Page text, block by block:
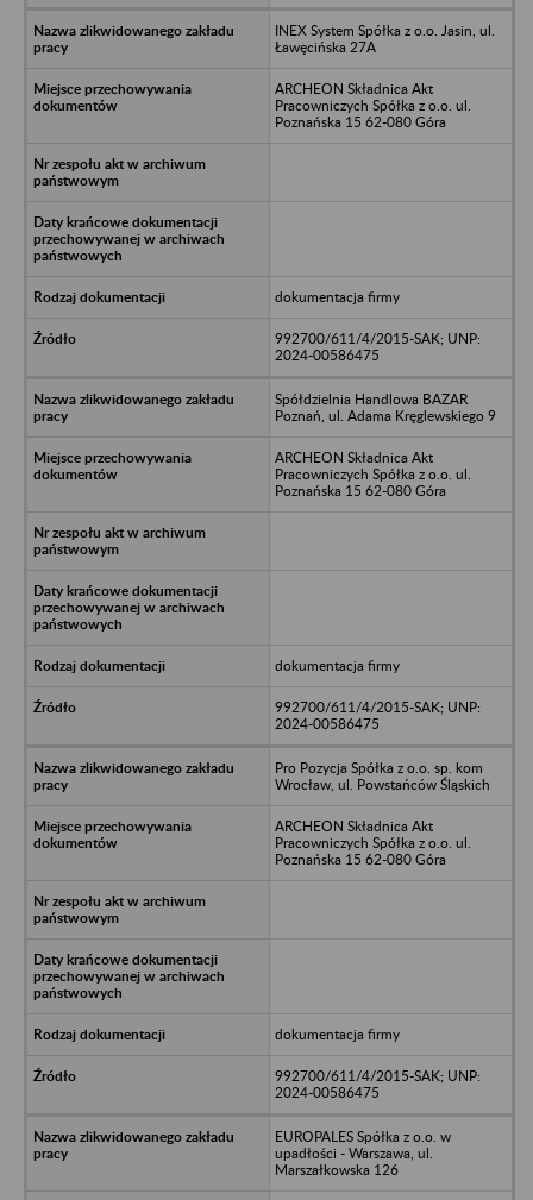
INEX System Spółka z o.o. Jasin, ul.
Ławęcińska 27A
ARCHEON Składnica Akt
Pracowniczych Spółka z o.o. ul.
Poznańska 15 62-080 Góra
dokumentacja firmy
992700/611/4/2015-SAK; UNP:
2024-00586475
Spółdzielnia Handlowa BAZAR
Poznań, ul. Adama Kręglewskiego 9
ARCHEON Składnica Akt
Pracowniczych Spółka z o.o. ul.
Poznańska 15 62-080 Góra
dokumentacja firmy
992700/611/4/2015-SAK; UNP:
2024-00586475
Pro Pozycja Spółka z o.o. sp. kom
Wrocław, ul. Powstańców Śląskich
ARCHEON Składnica Akt
Pracowniczych Spółka z o.o. ul.
Poznańska 15 62-080 Góra
dokumentacja firmy
992700/611/4/2015-SAK; UNP:
2024-00586475
EUROPALES Spółka z o.o. w
upadłości - Warszawa, ul.
Marszałkowska 126